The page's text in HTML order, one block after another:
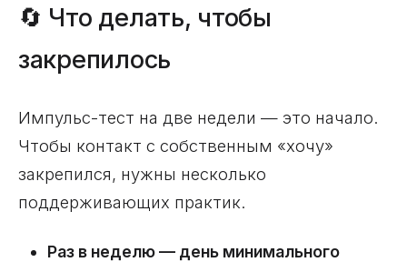
🔄 Что делать, чтобы
закрепилось
Импульс-тест на две недели — это начало.
Чтобы контакт с собственным «хочу»
закрепился, нужны несколько
поддерживающих практик.
Раз в неделю — день минимального